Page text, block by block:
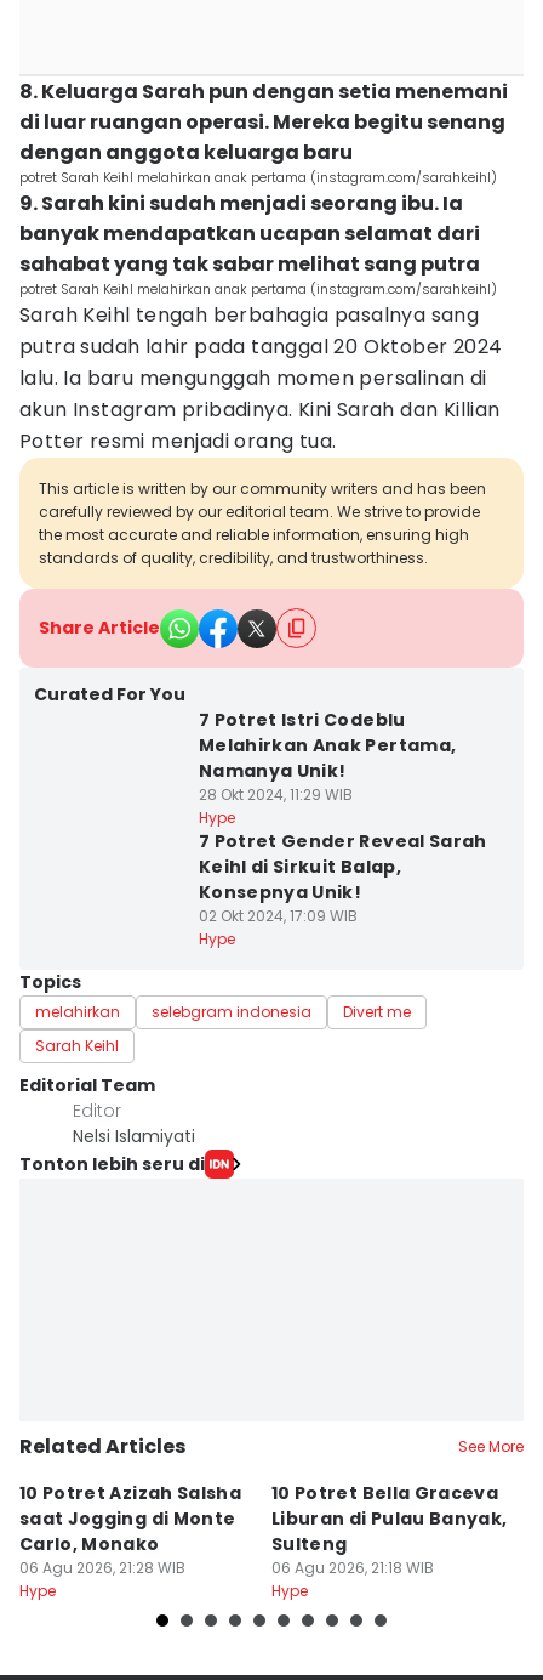
8. Keluarga Sarah pun dengan setia menemani
di luar ruangan operasi. Mereka begitu senang
dengan anggota keluarga baru
potret Sarah Keihl melahirkan anak pertama (instagram.com/sarahkeihl)
9. Sarah kini sudah menjadi seorang ibu. Ia
banyak mendapatkan ucapan selamat dari
sahabat yang tak sabar melihat sang putra
potret Sarah Keihl melahirkan anak pertama (instagram.com/sarahkeihl)
Sarah Keihl tengah berbahagia pasalnya sang
putra sudah lahir pada tanggal 20 Oktober 2024
lalu. Ia baru mengunggah momen persalinan di
akun Instagram pribadinya. Kini Sarah dan Killian
Potter resmi menjadi orang tua.
This article is written by our community writers and has been
carefully reviewed by our editorial team. We strive to provide
the most accurate and reliable information, ensuring high
standards of quality, credibility, and trustworthiness.
Share Article
Curated For You
7 Potret Istri Codeblu
Melahirkan Anak Pertama,
Namanya Unik!
28 Okt 2024, 11:29 WIB
Hype
7 Potret Gender Reveal Sarah
Keihl di Sirkuit Balap,
Konsepnya Unik!
02 Okt 2024, 17:09 WIB
Hype
Topics
melahirkan selebgram indonesia
Divert me
Sarah Keihl
Editorial Team
Editor
Nelsi Islamiyati
Tonton lebih seru di
Related Articles See More
10 Potret Azizah Salsha
saat Jogging di Monte
Carlo, Monako
06 Agu 2026, 21:28 WIB
Hype
10 Potret Bella Graceva
Liburan di Pulau Banyak,
Sulteng
06 Agu 2026, 21:18 WIB
Hype